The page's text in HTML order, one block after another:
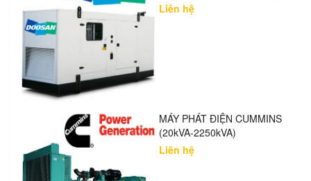
Liên hệ
MÁY PHÁT ĐIỆN CUMMINS
(20kVA-2250kVA)
Liên hệ